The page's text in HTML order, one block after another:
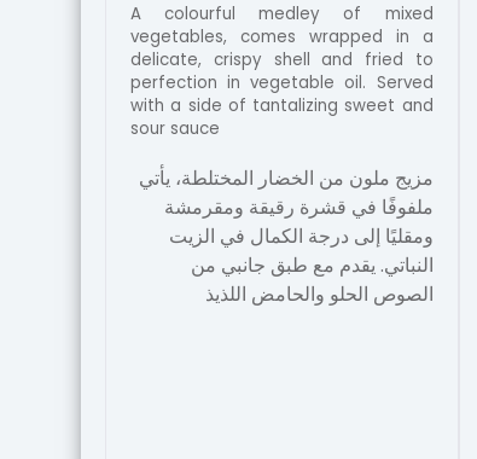
A colourful medley of mixed
vegetables, comes wrapped in a
delicate, crispy shell and fried to
perfection in vegetable oil. Served
with a side of tantalizing sweet and
sour sauce
مزيج ملون من الخضار المختلطة، يأتي
ملفوفًا في قشرة رقيقة ومقرمشة
ومقليًا إلى درجة الكمال في الزيت
النباتي. يقدم مع طبق جانبي من
الصوص الحلو والحامض اللذيذ